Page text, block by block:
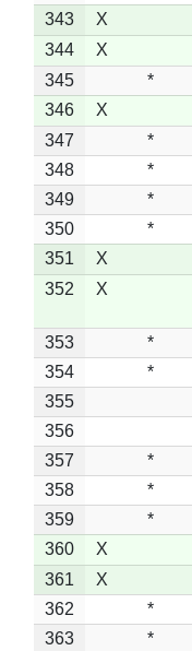
343
X
344
X
345
*
346
X
347
*
348
*
349
*
350
*
351
X
352
X
353 *
354
*
355
356
357
*
358
*
359
*
360
X
361
X
362
*
363
*